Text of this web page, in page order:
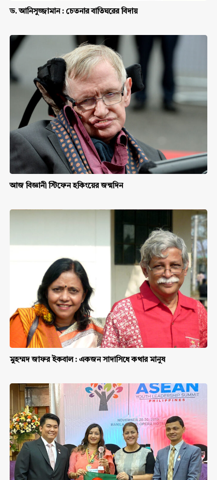
ড. আনিসুজ্জামান : চেতনার বাতিঘরের বিদায়
আজ বিজ্ঞানী স্টিফেন হকিংয়ের জন্মদিন
মুহম্মদ জাফর ইকবাল : একজন সাদাসিধে কথার মানুষ